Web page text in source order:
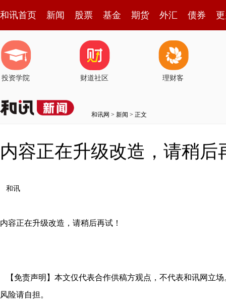
和讯首页 新闻 股票 基金 期货 外汇 债券
投资学院 财道社区 理财客
和讯网 > 新闻 > 正文
内容正在升级改造，请稍后
和讯
内容正在升级改造，请稍后再试！
【免责声明】本文仅代表合作供稿方观点，不代表和讯网立
风险请自担。